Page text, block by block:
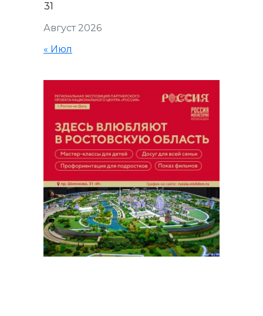
Август 2026
31
« Июл